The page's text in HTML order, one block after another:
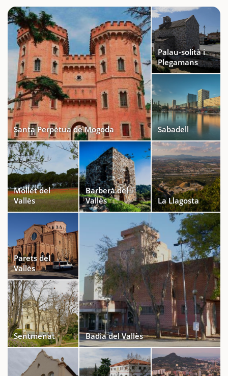
Santa Perpètua de Mogoda
Palau-solità i
Plegamans
Sabadell
Mollet del
Vallès
Barberà del
Vallès
La Llagosta
Parets del
Vallès
Sentmenat Badia del Vallès